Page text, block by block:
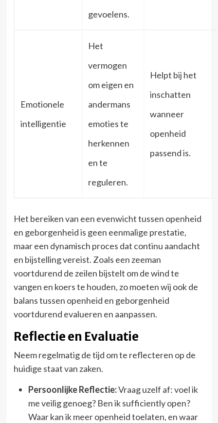
gevoelens.
Emotionele
intelligentie
Het
vermogen
om eigen en
andermans
emoties te
herkennen
en te
reguleren.
Helpt bij het
inschatten
wanneer
openheid
passend is.
Het bereiken van een evenwicht tussen openheid
en geborgenheid is geen eenmalige prestatie,
maar een dynamisch proces dat continu aandacht
en bijstelling vereist. Zoals een zeeman
voortdurend de zeilen bijstelt om de wind te
vangen en koers te houden, zo moeten wij ook de
balans tussen openheid en geborgenheid
voortdurend evalueren en aanpassen.
Reflectie en Evaluatie
Neem regelmatig de tijd om te reflecteren op de
huidige staat van zaken.
Persoonlijke Reflectie:Vraag uzelf af: voel ik
me veilig genoeg? Ben ik sufficiently open?
Waar kan ik meer openheid toelaten, en waar